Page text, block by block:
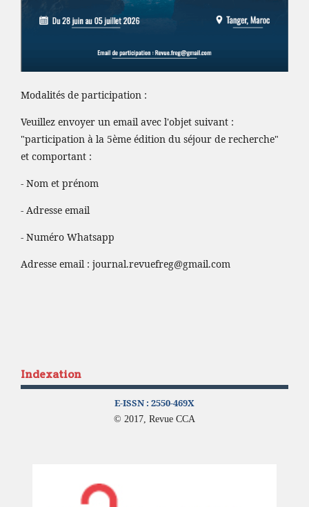
Modalités de participation :
Veuillez envoyer un email avec l'objet suivant :
"participation à la 5ème édition du séjour de recherche"
et comportant :
- Nom et prénom
- Adresse email
- Numéro Whatsapp
Adresse email : journal.revuefreg@gmail.com
Indexation
E-ISSN : 2550-469X
© 2017, Revue CCA